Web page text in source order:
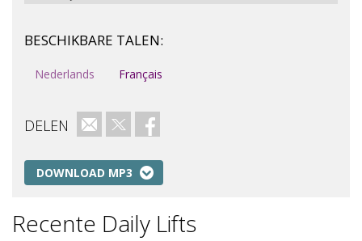
BESCHIKBARE TALEN:
Nederlands Français
DELEN E-mailTwitterFacebook
DOWNLOAD MP3
Recente Daily Lifts